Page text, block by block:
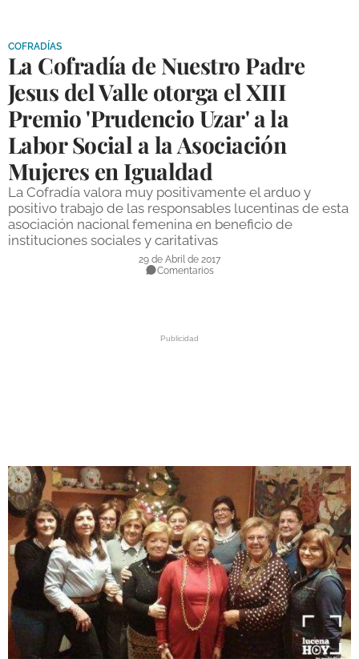
DEPORTES
COMPETICIONES
DEPORTE BASE
OPINIÓN
VENTANA CIUDADANA
CÓRDOBA
COFRADÍAS
La Cofradía de Nuestro Padre
Jesus del Valle otorga el XIII
Premio 'Prudencio Uzar' a la
Labor Social a la Asociación
Mujeres en Igualdad
La Cofradía valora muy positivamente el arduo y
positivo trabajo de las responsables lucentinas de esta
asociación nacional femenina en beneficio de
instituciones sociales y caritativas
29 de Abril de 2017
Comentarios